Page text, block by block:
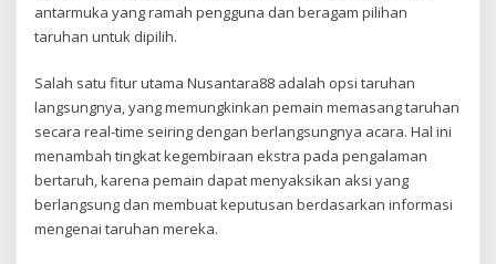
antarmuka yang ramah pengguna dan beragam pilihan
taruhan untuk dipilih.
Salah satu fitur utama Nusantara88 adalah opsi taruhan
langsungnya, yang memungkinkan pemain memasang taruhan
secara real-time seiring dengan berlangsungnya acara. Hal ini
menambah tingkat kegembiraan ekstra pada pengalaman
bertaruh, karena pemain dapat menyaksikan aksi yang
berlangsung dan membuat keputusan berdasarkan informasi
mengenai taruhan mereka.